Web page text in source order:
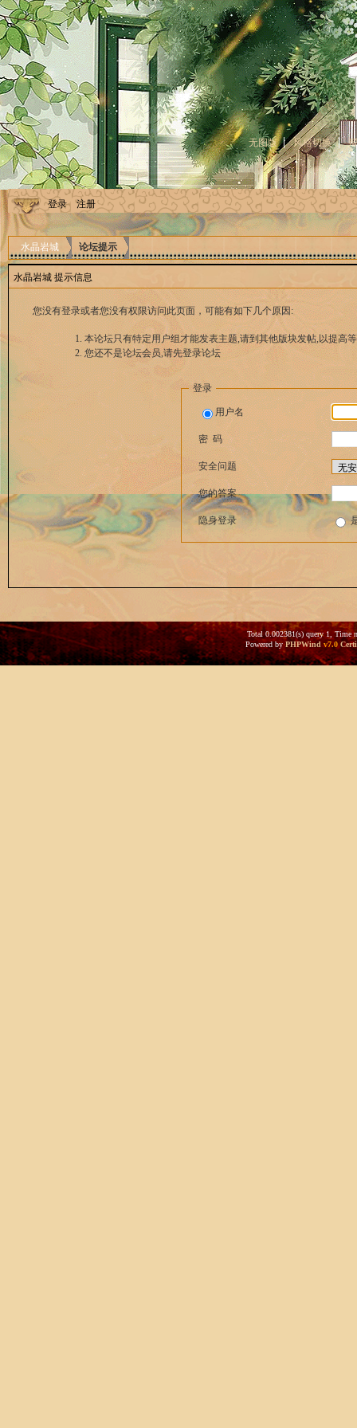
无图版 风格切换
登录 注册
水晶岩城 论坛提示
水晶岩城 提示信息
您没有登录或者您没有权限访问此页面，可能有如下几个原因:
本论坛只有特定用户组才能发表主题,请到其他版块发帖,以提高
您还不是论坛会员,请先登录论坛
登录
用户名
密 码
安全问题
您的答案
隐身登录
Total 0.002381(s) query 1, Time
Powered byPHPWind v7.0